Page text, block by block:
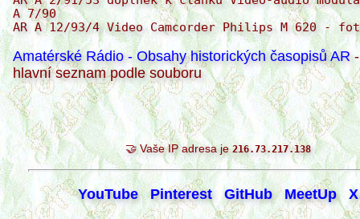
Amatérské Rádio - Obsahy historických časopisů AR-
hlavní seznam podle souboru
🤝 Vaše IP adresa je 216.73.217.138
YouTube Pinterest GitHub MeetUp X